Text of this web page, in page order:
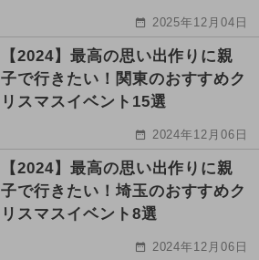
2025年12月04日
【2024】最高の思い出作りに親
子で行きたい！関東のおすすめク
リスマスイベント15選
2024年12月06日
【2024】最高の思い出作りに親
子で行きたい！埼玉のおすすめク
リスマスイベント8選
2024年12月06日